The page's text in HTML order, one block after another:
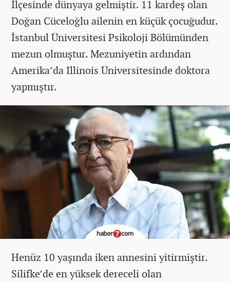
İlçesinde dünyaya gelmiştir. 11 kardeş olan
Doğan Cüceloğlu ailenin en küçük çocuğudur.
İstanbul Üniversitesi Psikoloji Bölümünden
mezun olmuştur. Mezuniyetin ardından
Amerika’da Illinois Üniversitesinde doktora
yapmıştır.
Henüz 10 yaşında iken annesini yitirmiştir.
Silifke’de en yüksek dereceli olan